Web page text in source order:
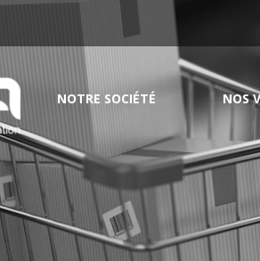
Passer
contenu
NOTRE SOCIÉTÉ NOS